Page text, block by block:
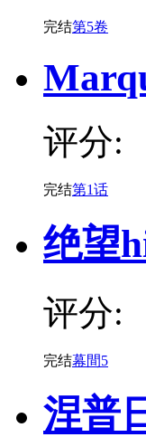
完结第5卷
评分:
完结第1话
绝望
评分:
完结幕間5
涅普